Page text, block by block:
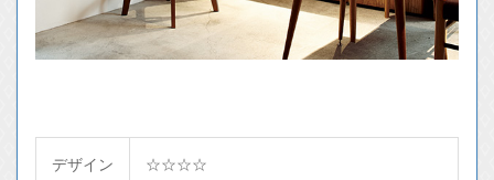
デザイン ☆☆☆☆